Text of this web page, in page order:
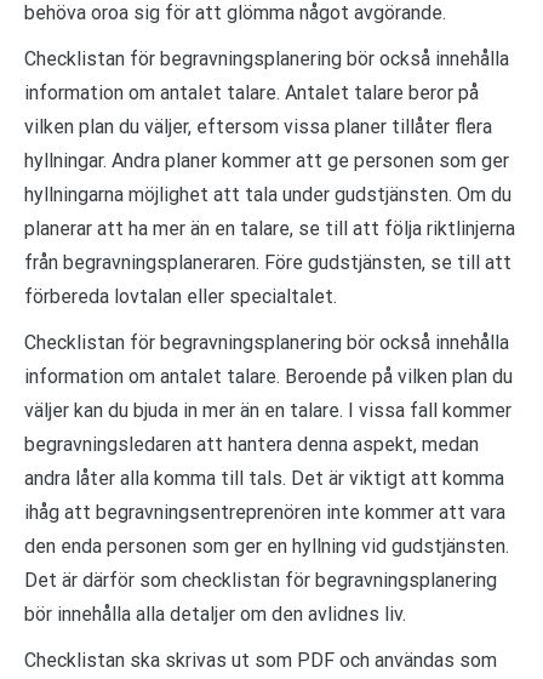
behöva oroa sig för att glömma något avgörande.
Checklistan för begravningsplanering bör också innehålla
information om antalet talare. Antalet talare beror på
vilken plan du väljer, eftersom vissa planer tillåter flera
hyllningar. Andra planer kommer att ge personen som ger
hyllningarna möjlighet att tala under gudstjänsten. Om du
planerar att ha mer än en talare, se till att följa riktlinjerna
från begravningsplaneraren. Före gudstjänsten, se till att
förbereda lovtalan eller specialtalet.
Checklistan för begravningsplanering bör också innehålla
information om antalet talare. Beroende på vilken plan du
väljer kan du bjuda in mer än en talare. I vissa fall kommer
begravningsledaren att hantera denna aspekt, medan
andra låter alla komma till tals. Det är viktigt att komma
ihåg att begravningsentreprenören inte kommer att vara
den enda personen som ger en hyllning vid gudstjänsten.
Det är därför som checklistan för begravningsplanering
bör innehålla alla detaljer om den avlidnes liv.
Checklistan ska skrivas ut som PDF och användas som